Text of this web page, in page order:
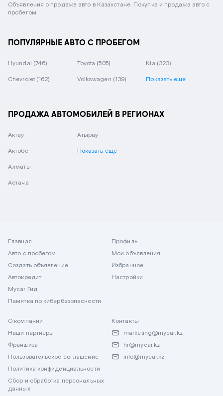
Объявления о продаже авто в Казахстане. Покупка и продажа авто с
пробегом.
ПОПУЛЯРНЫЕ АВТО С ПРОБЕГОМ
Hyundai (746) Toyota (505) Kia (323)
Chevrolet (162) Volkswagen (139) Показать еще
ПРОДАЖА АВТОМОБИЛЕЙ В РЕГИОНАХ
Актау
Актобе
Алматы
Астана
Атырау
Показать еще
Главная
Авто с пробегом
Создать объявление
Автокредит
Mycar Гид
Памятка по кибербезопасности
Профиль
Мои объявления
Избранное
Настройки
О компании
Наши партнеры
Франшиза
Пользовательское соглашение
Политика конфиденциальности
Сбор и обработка персональных
данных
Контакты
marketing@mycar.kz
hr@mycar.kz
info@mycar.kz